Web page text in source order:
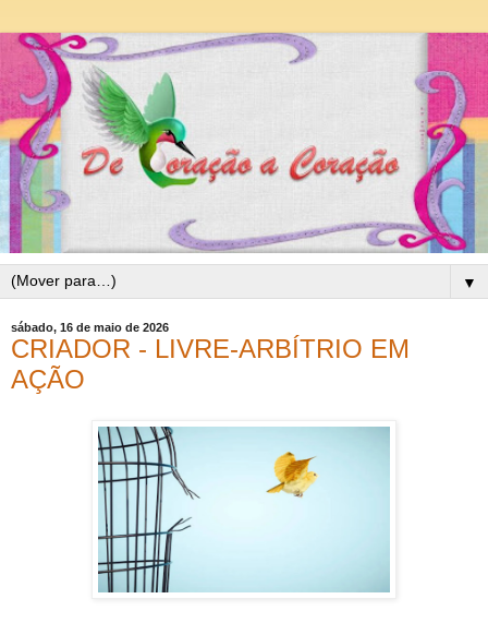
▼
sábado, 16 de maio de 2026
CRIADOR - LIVRE-ARBÍTRIO EM
AÇÃO